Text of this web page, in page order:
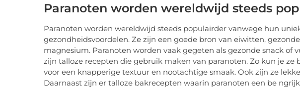
Paranoten worden wereldwijd steeds
Paranoten worden wereldwijd steeds populairder vanwege hun
gezondheidsvoordelen. Ze zijn een goede bron van eiwitten,
magnesium. Paranoten worden vaak gegeten als gezonde snack of
zijn talloze recepten die gebruik maken van paranoten. Zo kun je ze
voor een knapperige textuur en nootachtige smaak. Ook zijn ze
Daarnaast zijn er talloze bakrecepten waarin paranoten een be